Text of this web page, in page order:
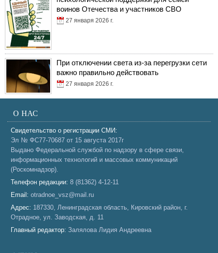
воинов Отечества и участников СВО
27 января 2026 г.
При отключении света из-за перегрузки сети
важно правильно действовать
27 января 2026 г.
О НАС
Свидетельство о регистрации СМИ:
Эл № ФС77-70687 от 15 августа 2017г
Выдано Федеральной службой по надзору в сфере связи,
информационных технологий и массовых коммуникаций
(Роскомнадзор).
Телефон редакции: 8 (81362) 4-12-11
Email: otradnoe_vsz@mail.ru
Адрес: 187330, Ленинградская область, Кировский район, г.
Отрадное, ул. Заводская, д. 11
Главный редактор: Залялова Лидия Андреевна